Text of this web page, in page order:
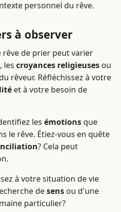
personnel du rêve.
à observer
rêve de prier peut varier
les croyances religieuses ou
rêveur. Réfléchissez à votre
et à votre besoin de
les émotionsque
le rêve. Étiez-vous en quête
? Cela peut
à votre situation de vie
desens ou d'une
particulier?